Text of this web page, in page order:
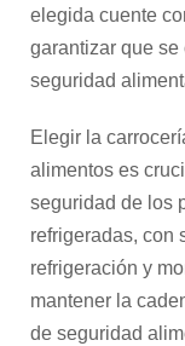
elegida cuente
garantizar que
seguridad
Elegir la
alimentos es
seguridad de los
refrigeradas, con
refrigeración y
mantener la
de seguridad